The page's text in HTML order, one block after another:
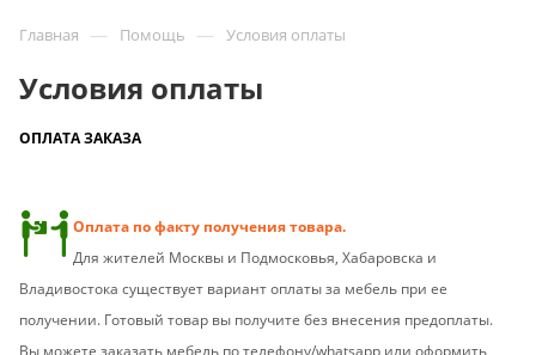
Главная — Помощь — Условия оплаты
Условия оплаты
ОПЛАТА ЗАКАЗА
Оплата по факту получения товара.
Для жителей Москвы и Подмосковья, Хабаровска и
Владивостока существует вариант оплаты за мебель при ее
получении. Готовый товар вы получите без внесения предоплаты.